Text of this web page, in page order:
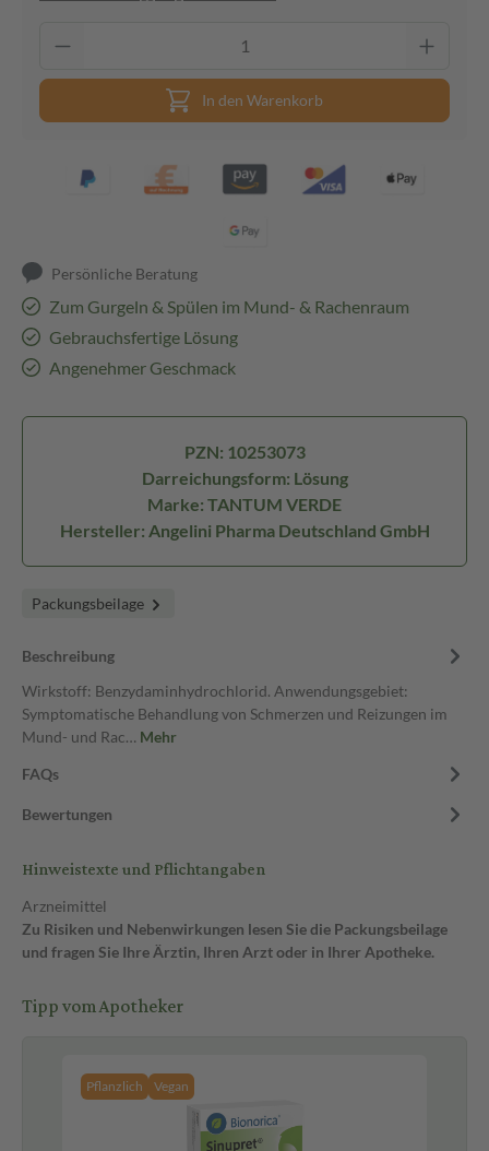
In den Warenkorb
Persönliche Beratung
Zum Gurgeln & Spülen im Mund- & Rachenraum
Gebrauchsfertige Lösung
Angenehmer Geschmack
PZN: 10253073
Darreichungsform: Lösung
Marke: TANTUM VERDE
Hersteller: Angelini Pharma Deutschland GmbH
Packungsbeilage
Beschreibung
Wirkstoff: Benzydaminhydrochlorid. Anwendungsgebiet:
Symptomatische Behandlung von Schmerzen und Reizungen im
Mund- und Rac… Mehr
FAQs
Bewertungen
Hinweistexte und Pflichtangaben
Arzneimittel
Zu Risiken und Nebenwirkungen lesen Sie die Packungsbeilage
und fragen Sie Ihre Ärztin, Ihren Arzt oder in Ihrer Apotheke.
Tipp vom Apotheker
Pflanzlich Vegan